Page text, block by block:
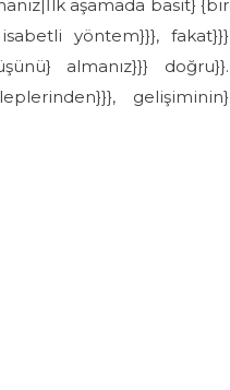
aşamada basit} {bir
yöntem}}}, fakat}}}
almanız}}} doğru}}.
gelişiminin}